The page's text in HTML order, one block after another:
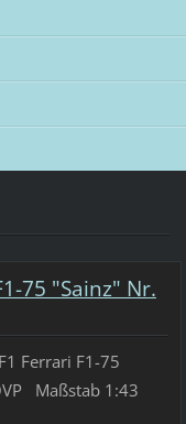
75 "Sainz" Nr.
Ferrari F1-75
Maßstab 1:43